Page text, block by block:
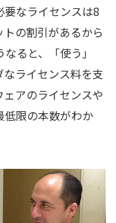
なライセンスは8
の割引があるから
ると、「使う」
なライセンス料を支
アのライセンスや
低限の本数がわか